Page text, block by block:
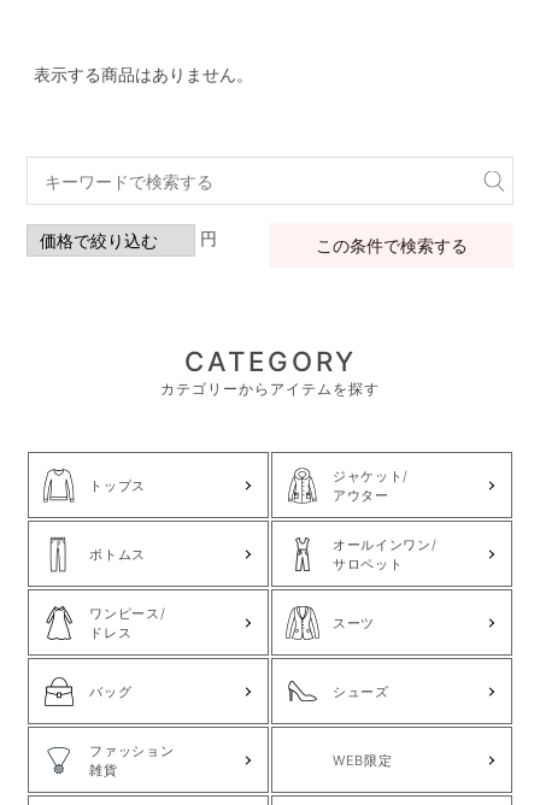
表示する商品はありません。
円 この条件で検索する
CATEGORY
カテゴリーからアイテムを探す
トップス
ジャケット/
アウター
ボトムス
オールインワン/
サロペット
ワンピース/
ドレス
スーツ
バッグ シューズ
ファッション
雑貨
WEB限定